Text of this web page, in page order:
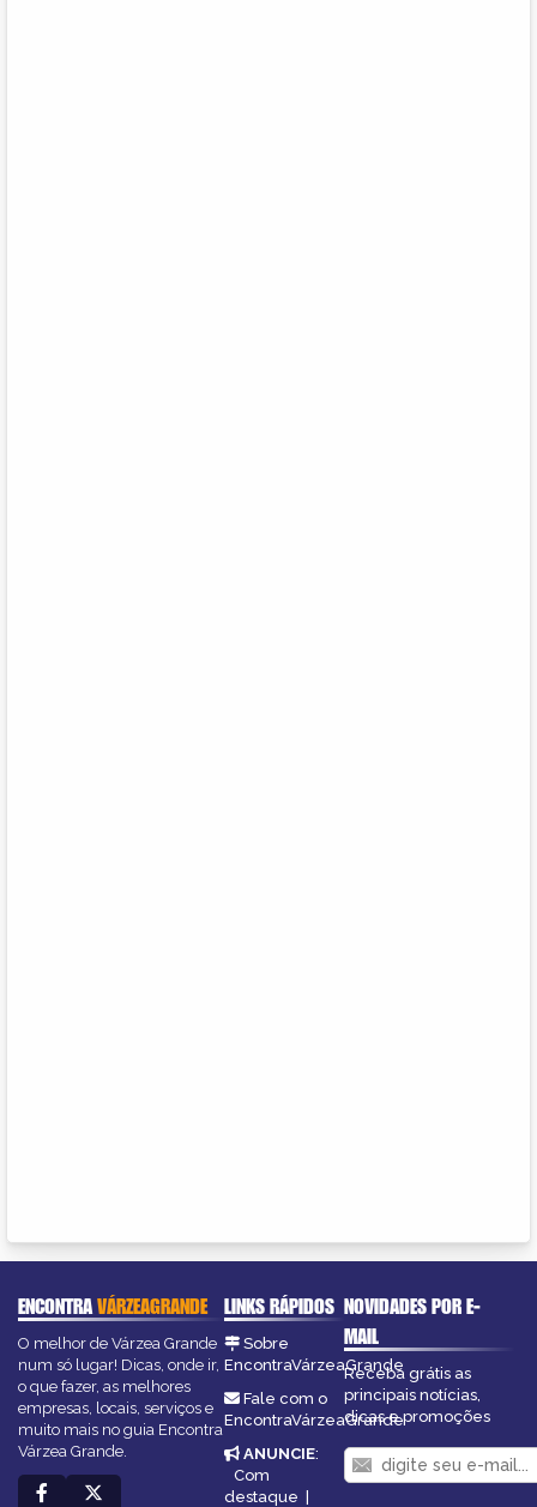
ENCONTRAVÁRZEAGRANDE
O melhor de Várzea Grande
num só lugar! Dicas, onde ir,
o que fazer, as melhores
empresas, locais, serviços e
muito mais no guia Encontra
Várzea Grande.
LINKS RÁPIDOS
Sobre
EncontraVárzeaGrande
Fale com o
EncontraVárzeaGrande
ANUNCIE:
Com
destaque |
NOVIDADES POR E-
MAIL
Receba grátis as
principais notícias,
dicas e promoções